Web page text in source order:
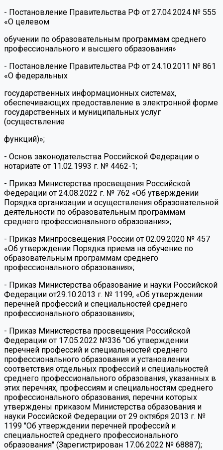
- Постановление Правительства РФ от 27.04.2024 № 555
«О целевом
обучении по образовательным программам среднего
профессионального и высшего образования»
- Постановление Правительства РФ от 24.10.2011 № 861
«О федеральных
государственных информационных системах,
обеспечивающих предоставление в электронной форме
государственных и муниципальных услуг
(осуществление
функций)»;
- Основ законодательства Российской Федерации о
нотариате от 11.02.1993 г. № 4462-1;
- Приказ Министерства просвещения Российской
Федерации от 24.08.2022 г. № 762 «Об утверждении
Порядка организации и осуществления образовательной
деятельности по образовательным программам
среднего профессионального образования»;
- Приказ Минпросвещения России от 02.09.2020 № 457
«Об утверждении Порядка приема на обучение по
образовательным программам среднего
профессионального образования»;
- Приказ Министерства образование и науки Российской
Федерации от29.10.2013 г. № 1199, «Об утверждении
перечней профессий и специальностей среднего
профессионального образования»;
- Приказ Министерства просвещения Российской
Федерации от 17.05.2022 №336 "Об утверждении
перечней профессий и специальностей среднего
профессионального образования и установлении
соответствия отдельных профессий и специальностей
среднего профессионального образования, указанных в
этих перечнях, профессиям и специальностям среднего
профессионального образования, перечни которых
утверждены приказом Министерства образования и
науки Российской Федерации от 29 октября 2013 г. №
1199 "Об утверждении перечней профессий и
специальностей среднего профессионального
образования" (Зарегистрирован 17.06.2022 № 68887);